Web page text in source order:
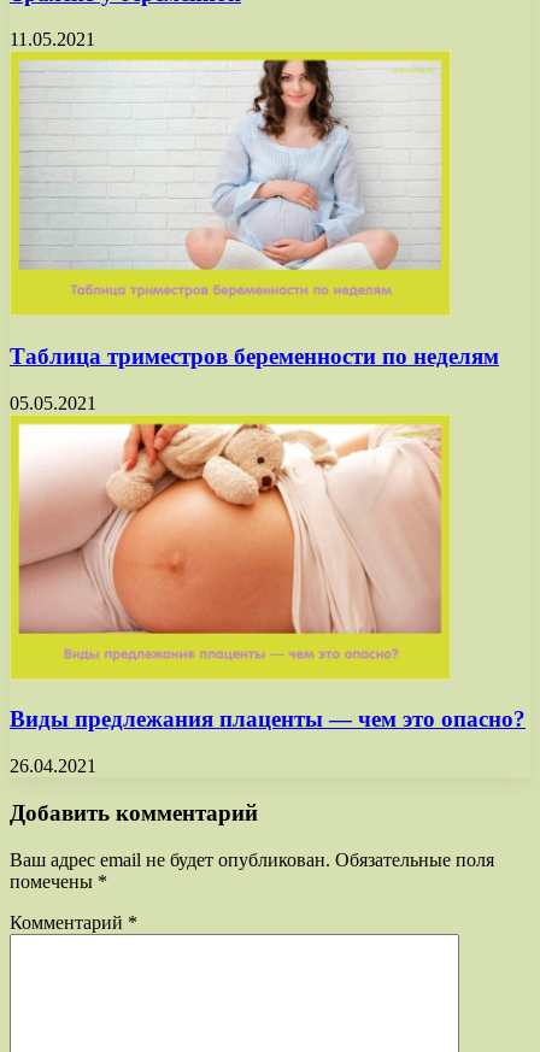
11.05.2021
Таблица триместров беременности по неделям
05.05.2021
Виды предлежания плаценты — чем это опасно?
26.04.2021
Добавить комментарий
Ваш адрес email не будет опубликован. Обязательные поля
помечены *
Комментарий *